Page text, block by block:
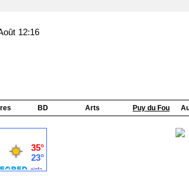
12:16
BD Arts Puy du Fou